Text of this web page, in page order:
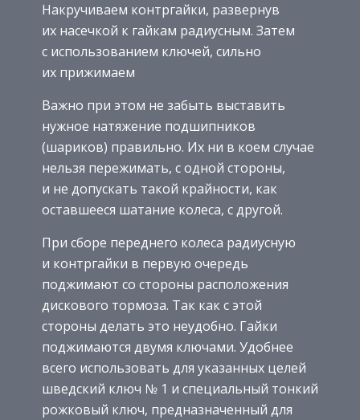
Накручиваем контргайки, развернув
их насечкой к гайкам радиусным. Затем
с использованием ключей, сильно
их прижимаем
Важно при этом не забыть выставить
нужное натяжение подшипников
(шариков) правильно. Их ни в коем случае
нельзя пережимать, с одной стороны,
и не допускать такой крайности, как
оставшееся шатание колеса, с другой.
При сборе переднего колеса радиусную
и контргайки в первую очередь
поджимают со стороны расположения
дискового тормоза. Так как с этой
стороны делать это неудобно. Гайки
поджимаются двумя ключами. Удобнее
всего использовать для указанных целей
шведский ключ № 1 и специальный тонкий
рожковый ключ, предназначенный для